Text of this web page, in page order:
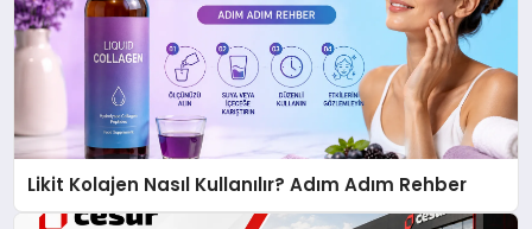
Likit Kolajen Nasıl Kullanılır? Adım Adım Rehber